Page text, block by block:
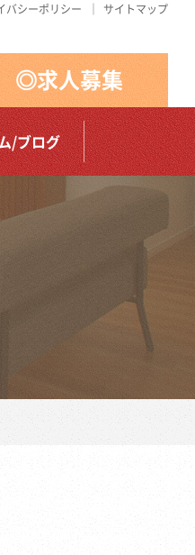
バシーポリシー サイトマップ
◎求人募集
/ブログ